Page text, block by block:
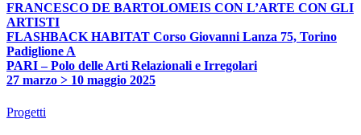
FRANCESCO DE BARTOLOMEIS CON L’ARTE CON GLI
ARTISTI
FLASHBACK HABITAT Corso Giovanni Lanza 75, Torino
Padiglione A
PARI – Polo delle Arti Relazionali e Irregolari
27 marzo > 10 maggio 2025
Progetti